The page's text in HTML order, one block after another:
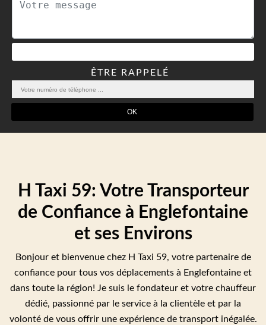
ÊTRE RAPPELÉ
H Taxi 59: Votre Transporteur
de Confiance à Englefontaine
et ses Environs
Bonjour et bienvenue chez H Taxi 59, votre partenaire de
confiance pour tous vos déplacements à Englefontaine et
dans toute la région! Je suis le fondateur et votre chauffeur
dédié, passionné par le service à la clientèle et par la
volonté de vous offrir une expérience de transport inégalée.